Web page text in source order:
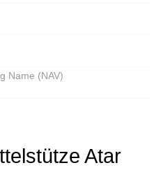
Name (NAV)
Atar